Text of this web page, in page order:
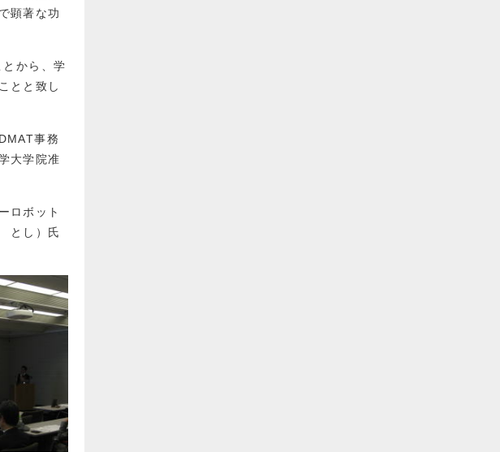
顕著な功
から、学
とと致し
事務
大学院准
ロボット
とし）氏